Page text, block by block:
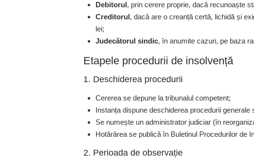
Debitorul, prin cerere proprie, dacă recunoaște
Creditorul, dacă are o creanță certă, lichidă și
lei;
Judecătorul sindic, în anumite cazuri, pe baza
Etapele procedurii de insolvență
1. Deschiderea procedurii
Cererea se depune la tribunalul competent;
Instanța dispune deschiderea procedurii generale
Se numește un administrator judiciar (în
Hotărârea se publică în Buletinul Procedurilor de
2. Perioada de observație